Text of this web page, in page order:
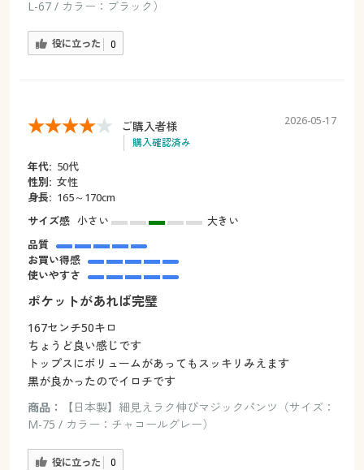
L-67 / カラー：ブラック）
役に立った 0
ご購入者様
購入確認済み
2026-05-17
年代: 50代
性別: 女性
身長: 165～170cm
サイズ感 小さい
大きい
品質
お買い得感
使いやすさ
ポケットがあれば完璧
167センチ50キロ
ちょうど良い感じです
トップスにボリュームがあってもスッキリみえます
黒が良かったのでイロチです
商品：
【日本製】細見えラク伸びマジックパンツ（サイズ：
M-75 / カラー：チャコールグレー）
役に立った 0